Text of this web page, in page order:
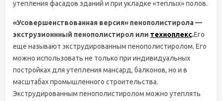
утепления фасадов зданий и при укладке «теплых» полов.
«Усовершенствованная версия» пенополистирола —
экструзионнный пенополистирол или техноплекс.Его
еще называют экструдированным пенополистиролом. Его
можно использовать не только при индивидуальных
постройках для утепления мансард, балконов, но и в
масштабах промышленного строительства.
Экструдированным пенополистиролом можно утеплять